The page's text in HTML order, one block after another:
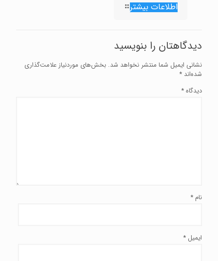
اطلاعات بیشتر
دیدگاهتان را بنویسید
نشانی ایمیل شما منتشر نخواهد شد. بخش‌های موردنیاز علامت‌گذاری
شده‌اند *
دیدگاه*
نام *
ایمیل *